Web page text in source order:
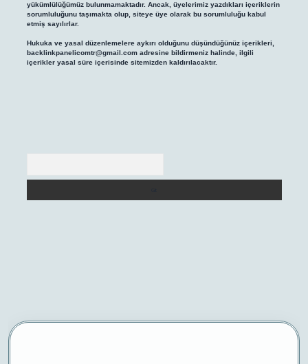
yükümlülüğümüz bulunmamaktadır. Ancak, üyelerimiz yazdıkları içeriklerin
sorumluluğunu taşımakta olup, siteye üye olarak bu sorumluluğu kabul
etmiş sayılırlar.
Hukuka ve yasal düzenlemelere aykırı olduğunu düşündüğünüz içerikleri,
backlinkpanelicomtr@gmail.comadresine bildirmeniz halinde, ilgili
içerikler yasal süre içerisinde sitemizden kaldırılacaktır.